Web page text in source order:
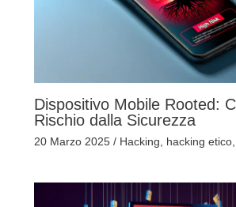
Dispositivo Mobile Rooted:
Rischio dalla Sicurezza
20 Marzo 2025 / Hacking hacking etico,